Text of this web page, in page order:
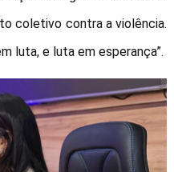
coletivo contra a violência.
luta, e luta em esperança”.